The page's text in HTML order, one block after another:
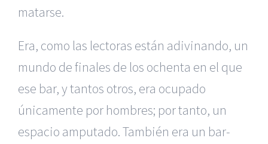
matarse.
Era, como las lectoras están adivinando, un
mundo de finales de los ochenta en el que
ese bar, y tantos otros, era ocupado
únicamente por hombres; por tanto, un
espacio amputado. También era un bar-